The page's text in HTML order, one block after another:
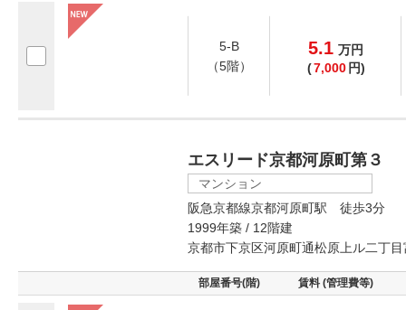
5-B
（5階）
5.1 万円
(7,000 円)
エスリード京都河原町第３
マンション
阪急京都線京都河原町駅 徒歩3分
1999年築 / 12階建
京都市下京区河原町通松原上ル二丁
部屋番号(階) 賃料 (管理費等)